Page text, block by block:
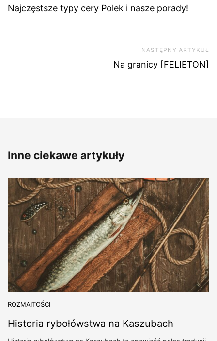
Najczęstsze typy cery Polek i nasze porady!
NASTĘPNY ARTYKUŁ
Na granicy [FELIETON]
Inne ciekawe artykuły
ROZMAITOŚCI
Historia rybołówstwa na Kaszubach